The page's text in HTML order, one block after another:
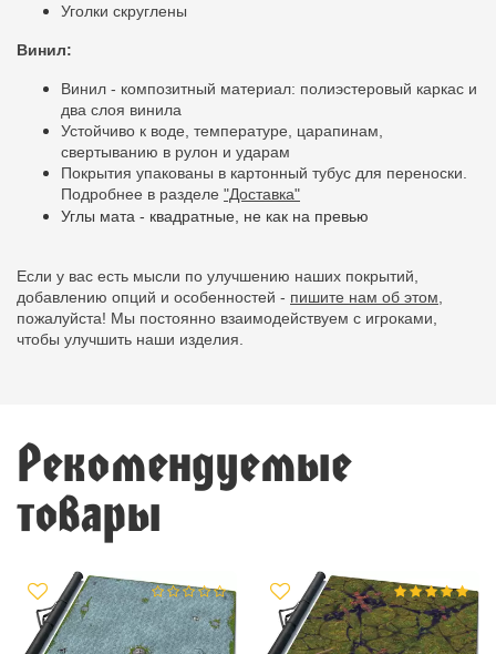
Уголки скруглены
Винил:
Винил - композитный материал: полиэстеровый каркас и
два слоя винила
Устойчиво к воде, температуре, царапинам,
свертыванию в рулон и ударам
Покрытия упакованы в картонный тубус для переноски.
Подробнее в разделе "Доставка"
Углы мата - квадратные, не как на превью
Если у вас есть мысли по улучшению наших покрытий,
добавлению опций и особенностей - пишите нам об этом,
пожалуйста! Мы постоянно взаимодействуем с игроками,
чтобы улучшить наши изделия.
Рекомендуемые
товары